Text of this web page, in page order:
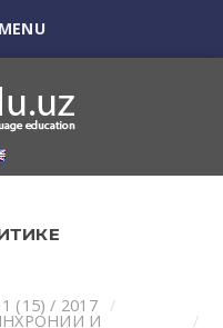
(15) / 2017
И